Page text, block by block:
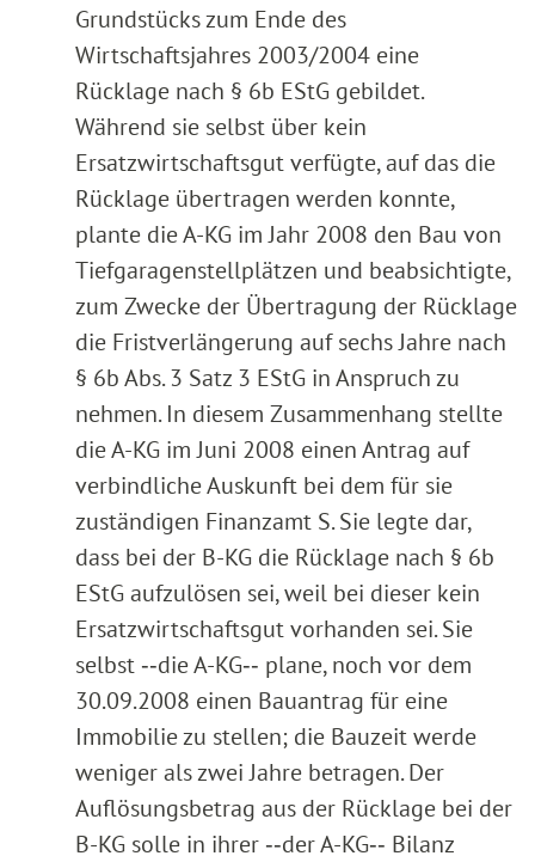
Grundstücks zum Ende des
Wirtschaftsjahres 2003/2004 eine
Rücklage nach § 6b EStG gebildet.
Während sie selbst über kein
Ersatzwirtschaftsgut verfügte, auf das die
Rücklage übertragen werden konnte,
plante die A-KG im Jahr 2008 den Bau von
Tiefgaragenstellplätzen und beabsichtigte,
zum Zwecke der Übertragung der Rücklage
die Fristverlängerung auf sechs Jahre nach
§ 6b Abs. 3 Satz 3 EStG in Anspruch zu
nehmen. In diesem Zusammenhang stellte
die A-KG im Juni 2008 einen Antrag auf
verbindliche Auskunft bei dem für sie
zuständigen Finanzamt S. Sie legte dar,
dass bei der B-KG die Rücklage nach § 6b
EStG aufzulösen sei, weil bei dieser kein
Ersatzwirtschaftsgut vorhanden sei. Sie
selbst ‑‑die A-KG‑‑ plane, noch vor dem
30.09.2008 einen Bauantrag für eine
Immobilie zu stellen; die Bauzeit werde
weniger als zwei Jahre betragen. Der
Auflösungsbetrag aus der Rücklage bei der
B-KG solle in ihrer ‑‑der A-KG‑‑ Bilanz